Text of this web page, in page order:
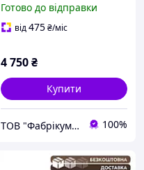
ортопедичний для
підтримки спини
Готово до відправки
від475₴/міс
4 750₴
Купити
ТОВ "Фабрікум" - магазин ортопедичних матрасів 100%